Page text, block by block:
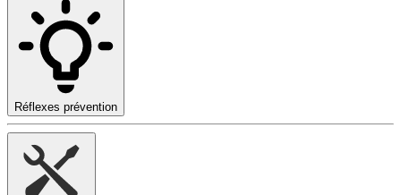
Réflexes prévention